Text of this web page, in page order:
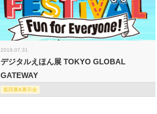
2019.07.31
デジタルえほん展 TOKYO GLOBAL
GATEWAY
巡回展&展示会